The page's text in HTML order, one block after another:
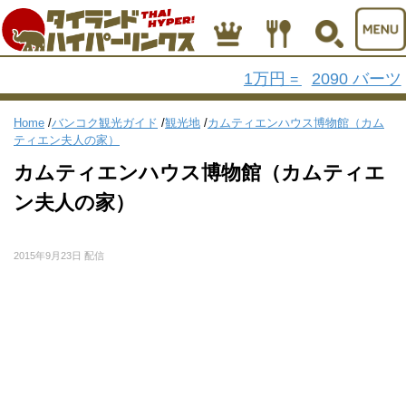
1万円 = 2090 バーツ
Home /バンコク観光ガイド /観光地 /カムティエンハウス博物館（カム
ティエン夫人の家）
カムティエンハウス博物館（カムティエ
ン夫人の家）
2015年9月23日 配信